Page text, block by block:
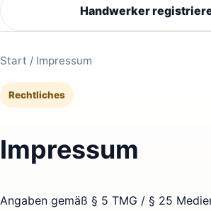
Handwerker
Start / Impressum
Rechtliches
Impressum
Angaben gemäß § 5 TMG / § 25